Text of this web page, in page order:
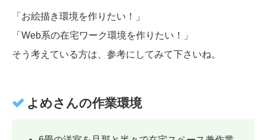
「お絵描き環境を作りたい！」
「Web系の在宅ワーク環境を作りたい！」
そう考えている方は、参考にしてみて下さいね。
よめさんの作業環境